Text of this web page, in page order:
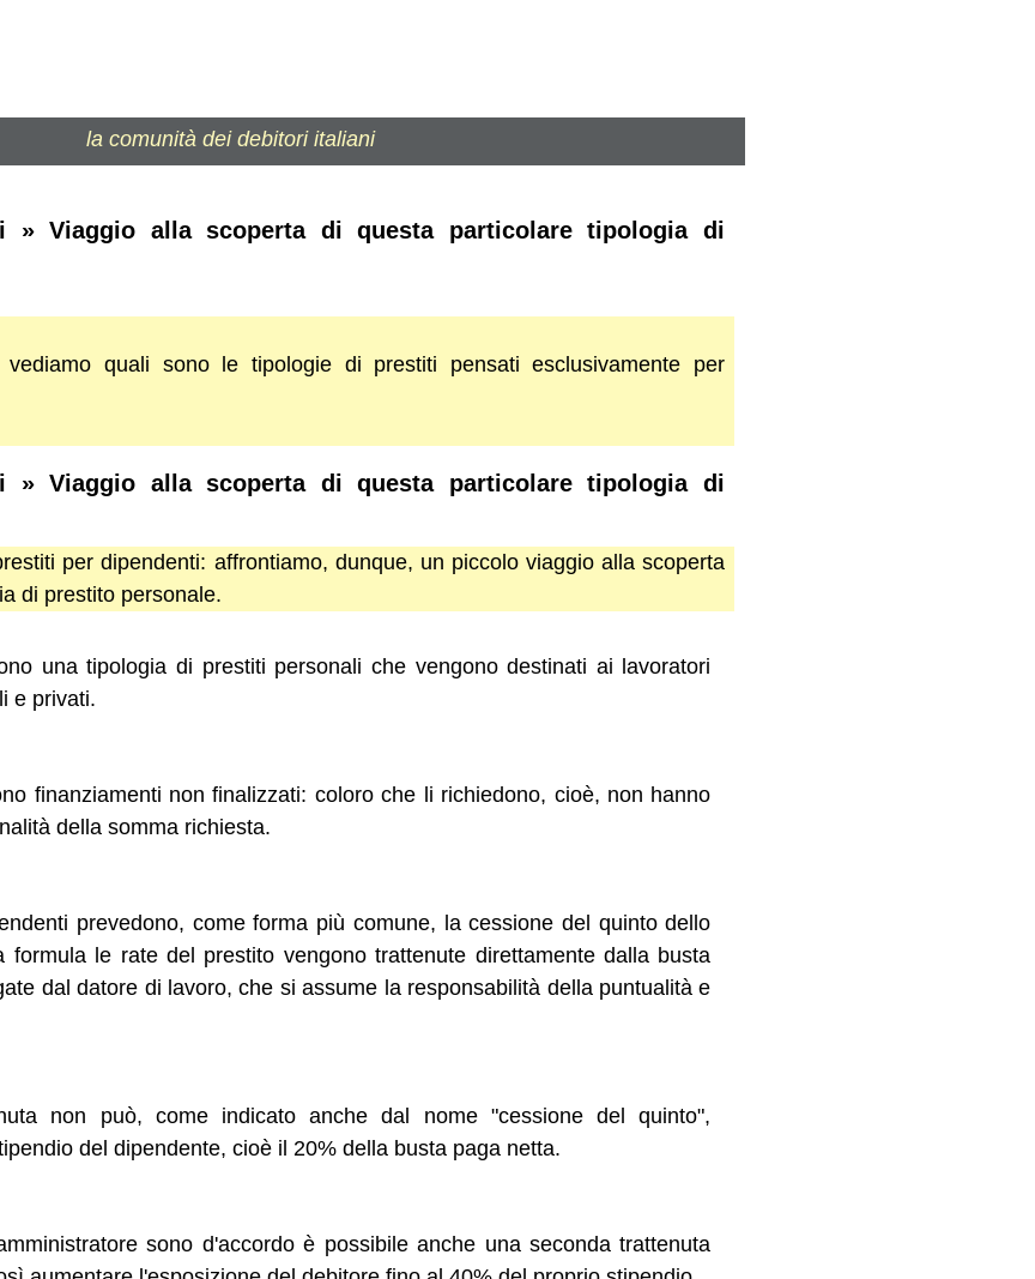
la comunità dei debitori italiani
» Viaggio alla scoperta di questa particolare tipologia di
quali sono le tipologie di prestiti pensati esclusivamente per
» Viaggio alla scoperta di questa particolare tipologia di
per dipendenti: affrontiamo, dunque, un piccolo viaggio alla scoperta
di prestito personale.
una tipologia di prestiti personali che vengono destinati ai lavoratori
e privati.
finanziamenti non finalizzati: coloro che li richiedono, cioè, non hanno
della somma richiesta.
prevedono, come forma più comune, la cessione del quinto dello
formula le rate del prestito vengono trattenute direttamente dalla busta
dal datore di lavoro, che si assume la responsabilità della puntualità e
non può, come indicato anche dal nome "cessione del quinto",
del dipendente, cioè il 20% della busta paga netta.
sono d'accordo è possibile anche una seconda trattenuta